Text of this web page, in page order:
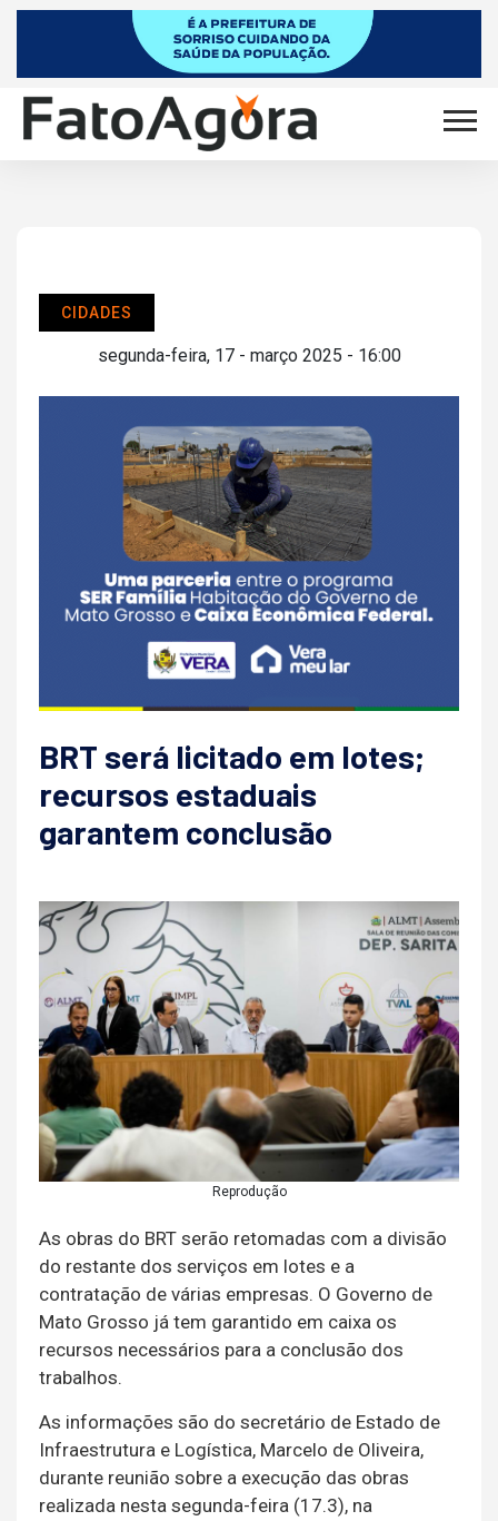
CIDADES
segunda-feira, 17 - março 2025 - 16:00
BRT será licitado em lotes;
recursos estaduais
garantem conclusão
Reprodução
As obras do BRT serão retomadas com a divisão
do restante dos serviços em lotes e a
contratação de várias empresas. O Governo de
Mato Grosso já tem garantido em caixa os
recursos necessários para a conclusão dos
trabalhos.
As informações são do secretário de Estado de
Infraestrutura e Logística, Marcelo de Oliveira,
durante reunião sobre a execução das obras
realizada nesta segunda-feira (17.3), na